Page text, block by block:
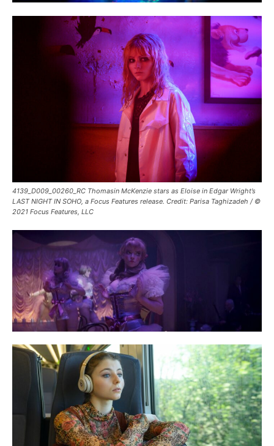
4139_D009_00260_RC Thomasin McKenzie stars as Eloise in Edgar Wright’s
LAST NIGHT IN SOHO, a Focus Features release. Credit: Parisa Taghizadeh / ©
2021 Focus Features, LLC